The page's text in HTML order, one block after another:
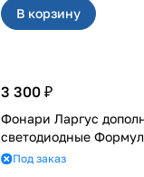
В корзину
3 300 ₽
Фонари Ларгус
светодиодные
Под заказ